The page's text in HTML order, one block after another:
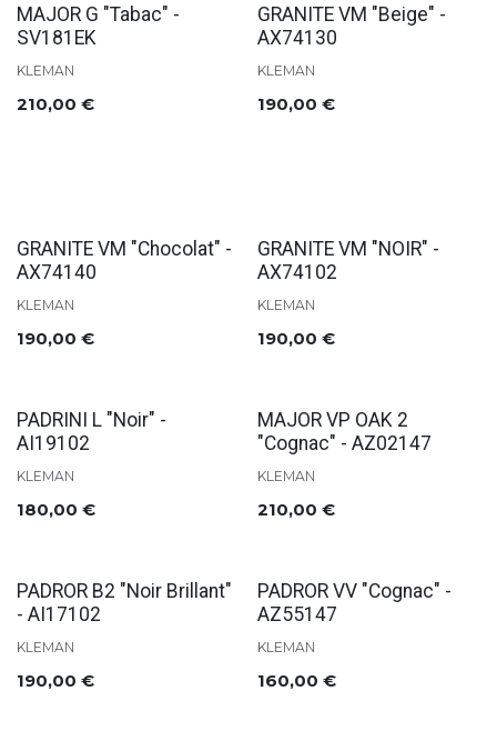
Soldes
MAJOR G "Tabac" -
SV181EK
KLEMAN
210,00 €
Soldes
GRANITE VM "Beige" -
AX74130
KLEMAN
190,00 €
GRANITE VM "Chocolat" -
AX74140
KLEMAN
190,00 €
Soldes
GRANITE VM "NOIR" -
AX74102
KLEMAN
190,00 €
Soldes
PADRINI L "Noir" -
AI19102
KLEMAN
180,00 €
Soldes
MAJOR VP OAK 2
"Cognac" - AZ02147
KLEMAN
210,00 €
PADROR B2 "Noir Brillant"
- AI17102
KLEMAN
190,00 €
PADROR VV "Cognac" -
AZ55147
KLEMAN
160,00 €